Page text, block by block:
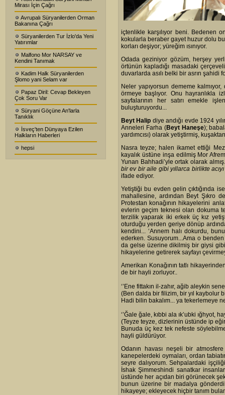
Mirası İçin Çağrı
Avrupalı Süryanilerden Orman
Bakanına Çağrı
Süryanilerden Tur İzlo'da Yeni
Yatırımlar
Malfono Mor NARSAY ve
Kendini Tanımak
Kadim Halk Süryanilerden
Şlomo yani Selam var
Papaz Diril: Cevap Bekleyen
Çok Soru Var
Süryani Göçüne An'larla
Tanıklık
İsveç'ten Dünyaya Ezilen
Halkların Haberleri
hepsi
içtenlikle karşılıyor beni. Bedenen
kokularla beraber gayet huzur dolu
korları deşiyor; yüreğim ısınıyor.
Odada geziniyor gözüm, herşey
örtünün kapladığı masadaki
duvarlarda asılı belki bir asrın şahidi
Neler yapıyorsun dememe
örmeye başlıyor. Onu hayranlıkla
sayfalarının her satırı emekle
buluşturuyordu...
Beyt Halip diye andığı evde 1924
Anneleri Farha (Beyt Haneşe);
yardımcısı) olarak yetiştirmiş,
Nasra teyze; halen ikamet ettiği
kayalık üstüne inşa edilmiş Mor
Yunan Bahhadi’yle ortak olarak
bir ev bir aile gibi yıllarca birlikte
ifade ediyor.
Yetiştiği bu evden gelin çıktığında
mahallesine, ardından Beyt Şıkro
Protestan konağının hikayelerini
evlerin geçim teknesi olan dokuma
terzilik yaparak iki erkek üç kız
oturduğu yerden geriye dönüp
kendini... ‘Annem halı dokurdu,
ederken. Susuyorum...Ama o
da gelse üzerine dikilmiş bir giysi
hikayelerine getirerek sayfayı
Amerikan Konağının tatlı
de bir hayli zorluyor..
‘’Ene fittakın il-zahır, ağib aleykin
(Ben dalda bir filizim, bir yıl kaybolur
Hadi bilin bakalım... ya tekerlemeye
‘’Ğale ğale, kıbbi ala ık’ubki ığhyot,
(Teyze teyze, dizlerinin üstünde ip
Bunuda üç kez tek nefeste
hayli güldürüyor.
Odanın havası neşeli bir
kanepelerdeki oymaları, ordan
seyre dalıyorum. Sehpalardaki
İshak Şimmeshindi sanatkar
üstünde her açıdan biri görünecek
bunun üzerine bir madalya
hikayeye; ekleyecek hiçbir tanım